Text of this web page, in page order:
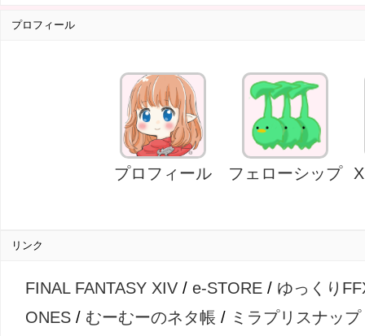
プロフィール
プロフィール フェローシップ
リンク
FINAL FANTASY XIV / e-STORE / ゆっくり
ONES / むーむーのネタ帳 / ミラプリスナップ